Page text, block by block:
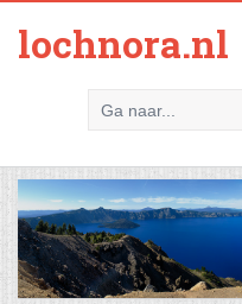
lochnora.nl
Ga naar...